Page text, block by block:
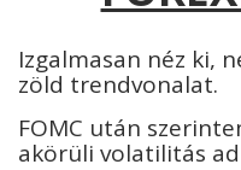
Izgalmasan néz ki,
zöld trendvonalat.
FOMC után
akörüli volatilitás